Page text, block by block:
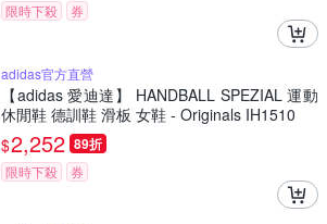
限時下殺
券
adidas官方直營
【adidas 愛迪達】 HANDBALL SPEZIAL 運動
休閒鞋 德訓鞋 滑板 女鞋 - Originals IH1510
$2,252 89折
限時下殺 券